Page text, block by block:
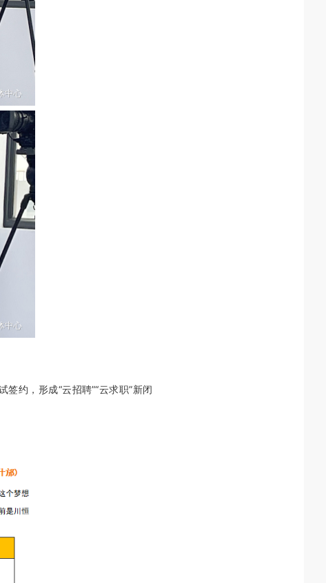
约，形成“云招聘”“云求职”新闭